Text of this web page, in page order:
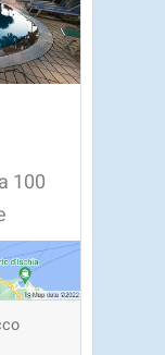
100